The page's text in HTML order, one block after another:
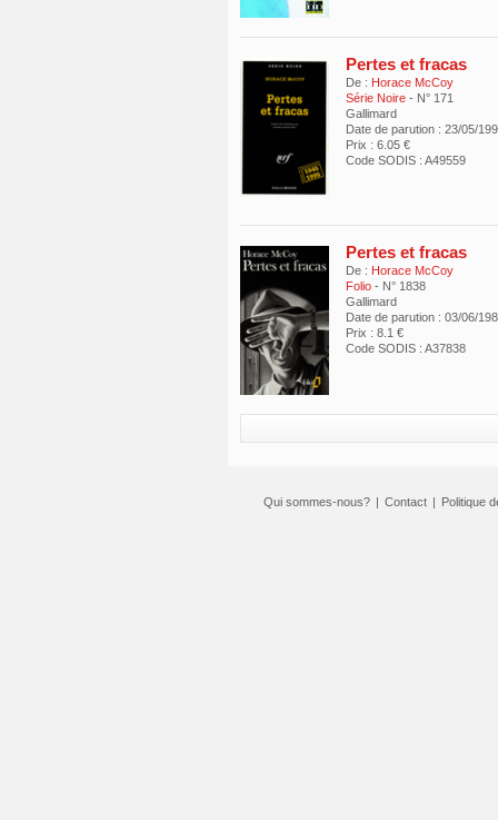
Pertes et fracas
De : Horace McCoy
Série Noire - N° 171
Gallimard
Date de parution : 23/05/
Prix : 6.05 €
Code SODIS : A49559
Pertes et fracas
De : Horace McCoy
Folio - N° 1838
Gallimard
Date de parution : 03/06/
Prix : 8.1 €
Code SODIS : A37838
Qui sommes-nous? | Contact | Politique